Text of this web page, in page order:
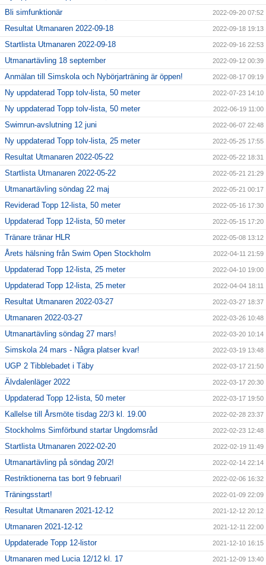
Bli simfunktionär 2022-09-20 07:52
Resultat Utmanaren 2022-09-18 2022-09-18 19:13
Startlista Utmanaren 2022-09-18 2022-09-16 22:53
Utmanartävling 18 september 2022-09-12 00:39
Anmälan till Simskola och Nybörjarträning är öppen! 2022-08-17 09:19
Ny uppdaterad Topp tolv-lista, 50 meter 2022-07-23 14:10
Ny uppdaterad Topp tolv-lista, 50 meter 2022-06-19 11:00
Swimrun-avslutning 12 juni 2022-06-07 22:48
Ny uppdaterad Topp tolv-lista, 25 meter 2022-05-25 17:55
Resultat Utmanaren 2022-05-22 2022-05-22 18:31
Startlista Utmanaren 2022-05-22 2022-05-21 21:29
Utmanartävling söndag 22 maj 2022-05-21 00:17
Reviderad Topp 12-lista, 50 meter 2022-05-16 17:30
Uppdaterad Topp 12-lista, 50 meter 2022-05-15 17:20
Tränare tränar HLR 2022-05-08 13:12
Årets hälsning från Swim Open Stockholm 2022-04-11 21:59
Uppdaterad Topp 12-lista, 25 meter 2022-04-10 19:00
Uppdaterad Topp 12-lista, 25 meter 2022-04-04 18:11
Resultat Utmanaren 2022-03-27 2022-03-27 18:37
Utmanaren 2022-03-27 2022-03-26 10:48
Utmanartävling söndag 27 mars! 2022-03-20 10:14
Simskola 24 mars - Några platser kvar! 2022-03-19 13:48
UGP 2 Tibblebadet i Täby 2022-03-17 21:50
Älvdalenläger 2022 2022-03-17 20:30
Uppdaterad Topp 12-lista, 50 meter 2022-03-17 19:50
Kallelse till Årsmöte tisdag 22/3 kl. 19.00 2022-02-28 23:37
Stockholms Simförbund startar Ungdomsråd 2022-02-23 12:48
Startlista Utmanaren 2022-02-20 2022-02-19 11:49
Utmanartävling på söndag 20/2! 2022-02-14 22:14
Restriktionerna tas bort 9 februari! 2022-02-06 16:32
Träningsstart! 2022-01-09 22:09
Resultat Utmanaren 2021-12-12 2021-12-12 20:12
Utmanaren 2021-12-12 2021-12-11 22:00
Uppdaterade Topp 12-listor 2021-12-10 16:15
Utmanaren med Lucia 12/12 kl. 17 2021-12-09 13:40